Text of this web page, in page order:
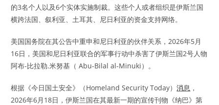
的3名个人以及6个实体实施制裁。这些个人或者组织是伊斯兰国
横跨法国、叙利亚、土耳其、尼日利亚的资金支持网络。
美国国务院在其公告中重申和尼日利亚的伙伴关系，2026年5月
16日，美国和尼日利亚联合的军事行动中杀害了伊斯兰国2号人物
阿布-比拉勒.米努基（ Abu-Bilal al-Minuki）。
根据《今日国土安全》（Homeland Security Today）消息 ，
2026年6月18日，伊斯兰国在其最新一期的宣传刊物《纳巴》第